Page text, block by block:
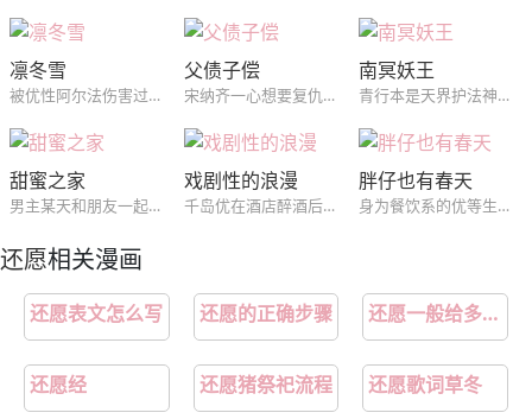
第9章拒绝 第10章巧遇
第11章谎言 第12章吵闹
第13章要求 第14章恍惚
第15章聊聊 第16章方法
第17章附身
第19章实现心愿 第20章留言
第21章最好的办法 第22章疑问
凛冬雪
被优性阿尔法伤害过，所以畏惧伤害，但是在图书馆遇见的男生，看一眼就知道是优性阿尔法，明明想远离，却无法抗拒他的接近。
父债子偿
宋纳齐一心想要复仇，却没想到对方突然去世了，就在这空虚之际，被有心人引导他对准了仇人的儿子...
南冥妖王
青行本是天界护法神。后被天帝贬为鬼族。以通天为首的截教仙欲除“三尸”致使三界战乱鬼族几乎灭绝，青行为躲追杀只得逃往极阴之地的南冥。据说那里连神仙都不敢踏足
甜蜜之家
男主某天和朋友一起在酒吧找乐子时，遇见了一个跳钢管舞的漂亮女人。原本他只把这当成是一个小插曲，却没想到在几天后的家庭聚会中再次见到了对方，而这个女人的身份则是自己的准大嫂...
戏剧性的浪漫
千岛优在酒店醉酒后误把前来帮忙的皇当做搭讪的人结果尴尬离场，第二天没想到会在公司同一楼层的合作公司中再见到他，就此两人慢慢开始接触并喜欢上了对方...
胖仔也有春天
身为餐饮系的优等生，却因为只在意吃跟做菜导致体型肥胖的王修豪，在经历一次重大冲击减肥成功后，开始对料理跟...上瘾...
还愿相关漫画
还愿表文怎么写 还愿的正确步骤 还愿一般给多少钱
还愿经 还愿猪祭祀流程 还愿歌词草冬